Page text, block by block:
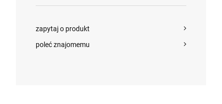
DO KOSZYKA
zapytaj o produkt
poleć znajomemu